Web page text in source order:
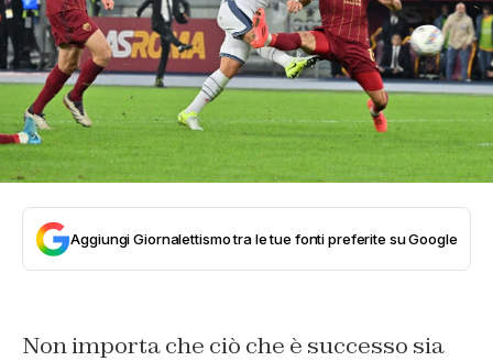
Aggiungi Giornalettismo tra le tue fonti preferite su Google
Non importa che ciò che è successo sia